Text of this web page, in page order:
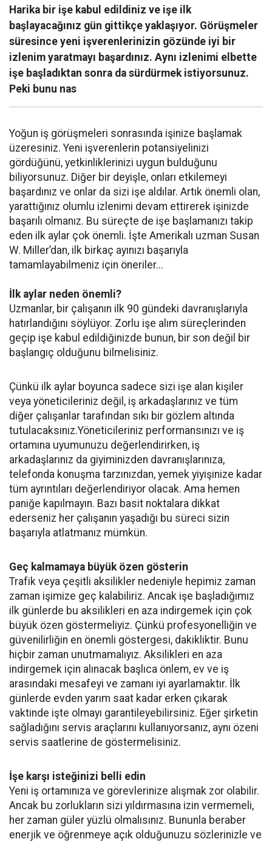
Harika bir işe kabul edildiniz ve işe ilk
başlayacağınız gün gittikçe yaklaşıyor. Görüşmeler
süresince yeni işverenlerinizin gözünde iyi bir
izlenim yaratmayı başardınız. Aynı izlenimi elbette
işe başladıktan sonra da sürdürmek istiyorsunuz.
Peki bunu nas
Yoğun iş görüşmeleri sonrasında işinize başlamak
üzeresiniz. Yeni işverenlerin potansiyelinizi
gördüğünü, yetkinliklerinizi uygun bulduğunu
biliyorsunuz. Diğer bir deyişle, onları etkilemeyi
başardınız ve onlar da sizi işe aldılar. Artık önemli olan,
yarattığınız olumlu izlenimi devam ettirerek işinizde
başarılı olmanız. Bu süreçte de işe başlamanızı takip
eden ilk aylar çok önemli. İşte Amerikalı uzman Susan
W. Miller’dan, ilk birkaç ayınızı başarıyla
tamamlayabilmeniz için öneriler...
İlk aylar neden önemli?
Uzmanlar, bir çalışanın ilk 90 gündeki davranışlarıyla
hatırlandığını söylüyor. Zorlu işe alım süreçlerinden
geçip işe kabul edildiğinizde bunun, bir son değil bir
başlangıç olduğunu bilmelisiniz.
Çünkü ilk aylar boyunca sadece sizi işe alan kişiler
veya yöneticileriniz değil, iş arkadaşlarınız ve tüm
diğer çalışanlar tarafından sıkı bir gözlem altında
tutulacaksınız.Yöneticileriniz performansınızı ve iş
ortamına uyumunuzu değerlendirirken, iş
arkadaşlarınız da giyiminizden davranışlarınıza,
telefonda konuşma tarzınızdan, yemek yiyişinize kadar
tüm ayrıntıları değerlendiriyor olacak. Ama hemen
paniğe kapılmayın. Bazı basit noktalara dikkat
ederseniz her çalışanın yaşadığı bu süreci sizin
başarıyla atlatmanız mümkün.
Geç kalmamaya büyük özen gösterin
Trafik veya çeşitli aksilikler nedeniyle hepimiz zaman
zaman işimize geç kalabiliriz. Ancak işe başladığımız
ilk günlerde bu aksilikleri en aza indirgemek için çok
büyük özen göstermeliyiz. Çünkü profesyonelliğin ve
güvenilirliğin en önemli göstergesi, dakikliktir. Bunu
hiçbir zaman unutmamalıyız. Aksilikleri en aza
indirgemek için alınacak başlıca önlem, ev ve iş
arasındaki mesafeyi ve zamanı iyi ayarlamaktır. İlk
günlerde evden yarım saat kadar erken çıkarak
vaktinde işte olmayı garantileyebilirsiniz. Eğer şirketin
sağladığını servis araçlarını kullanıyorsanız, aynı özeni
servis saatlerine de göstermelisiniz.
İşe karşı isteğinizi belli edin
Yeni iş ortamınıza ve görevlerinize alışmak zor olabilir.
Ancak bu zorlukların sizi yıldırmasına izin vermemeli,
her zaman güler yüzlü olmalısınız. Bununla beraber
enerjik ve öğrenmeye açık olduğunuzu sözlerinizle ve